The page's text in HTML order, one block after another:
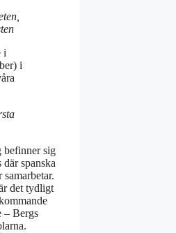
i
i
befinner sig
spanska
det tydligt
– Bergs